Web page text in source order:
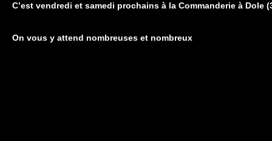
C’est vendredi et samedi prochains à la Commanderie à Dole
On vous y attend nombreuses et nombreux